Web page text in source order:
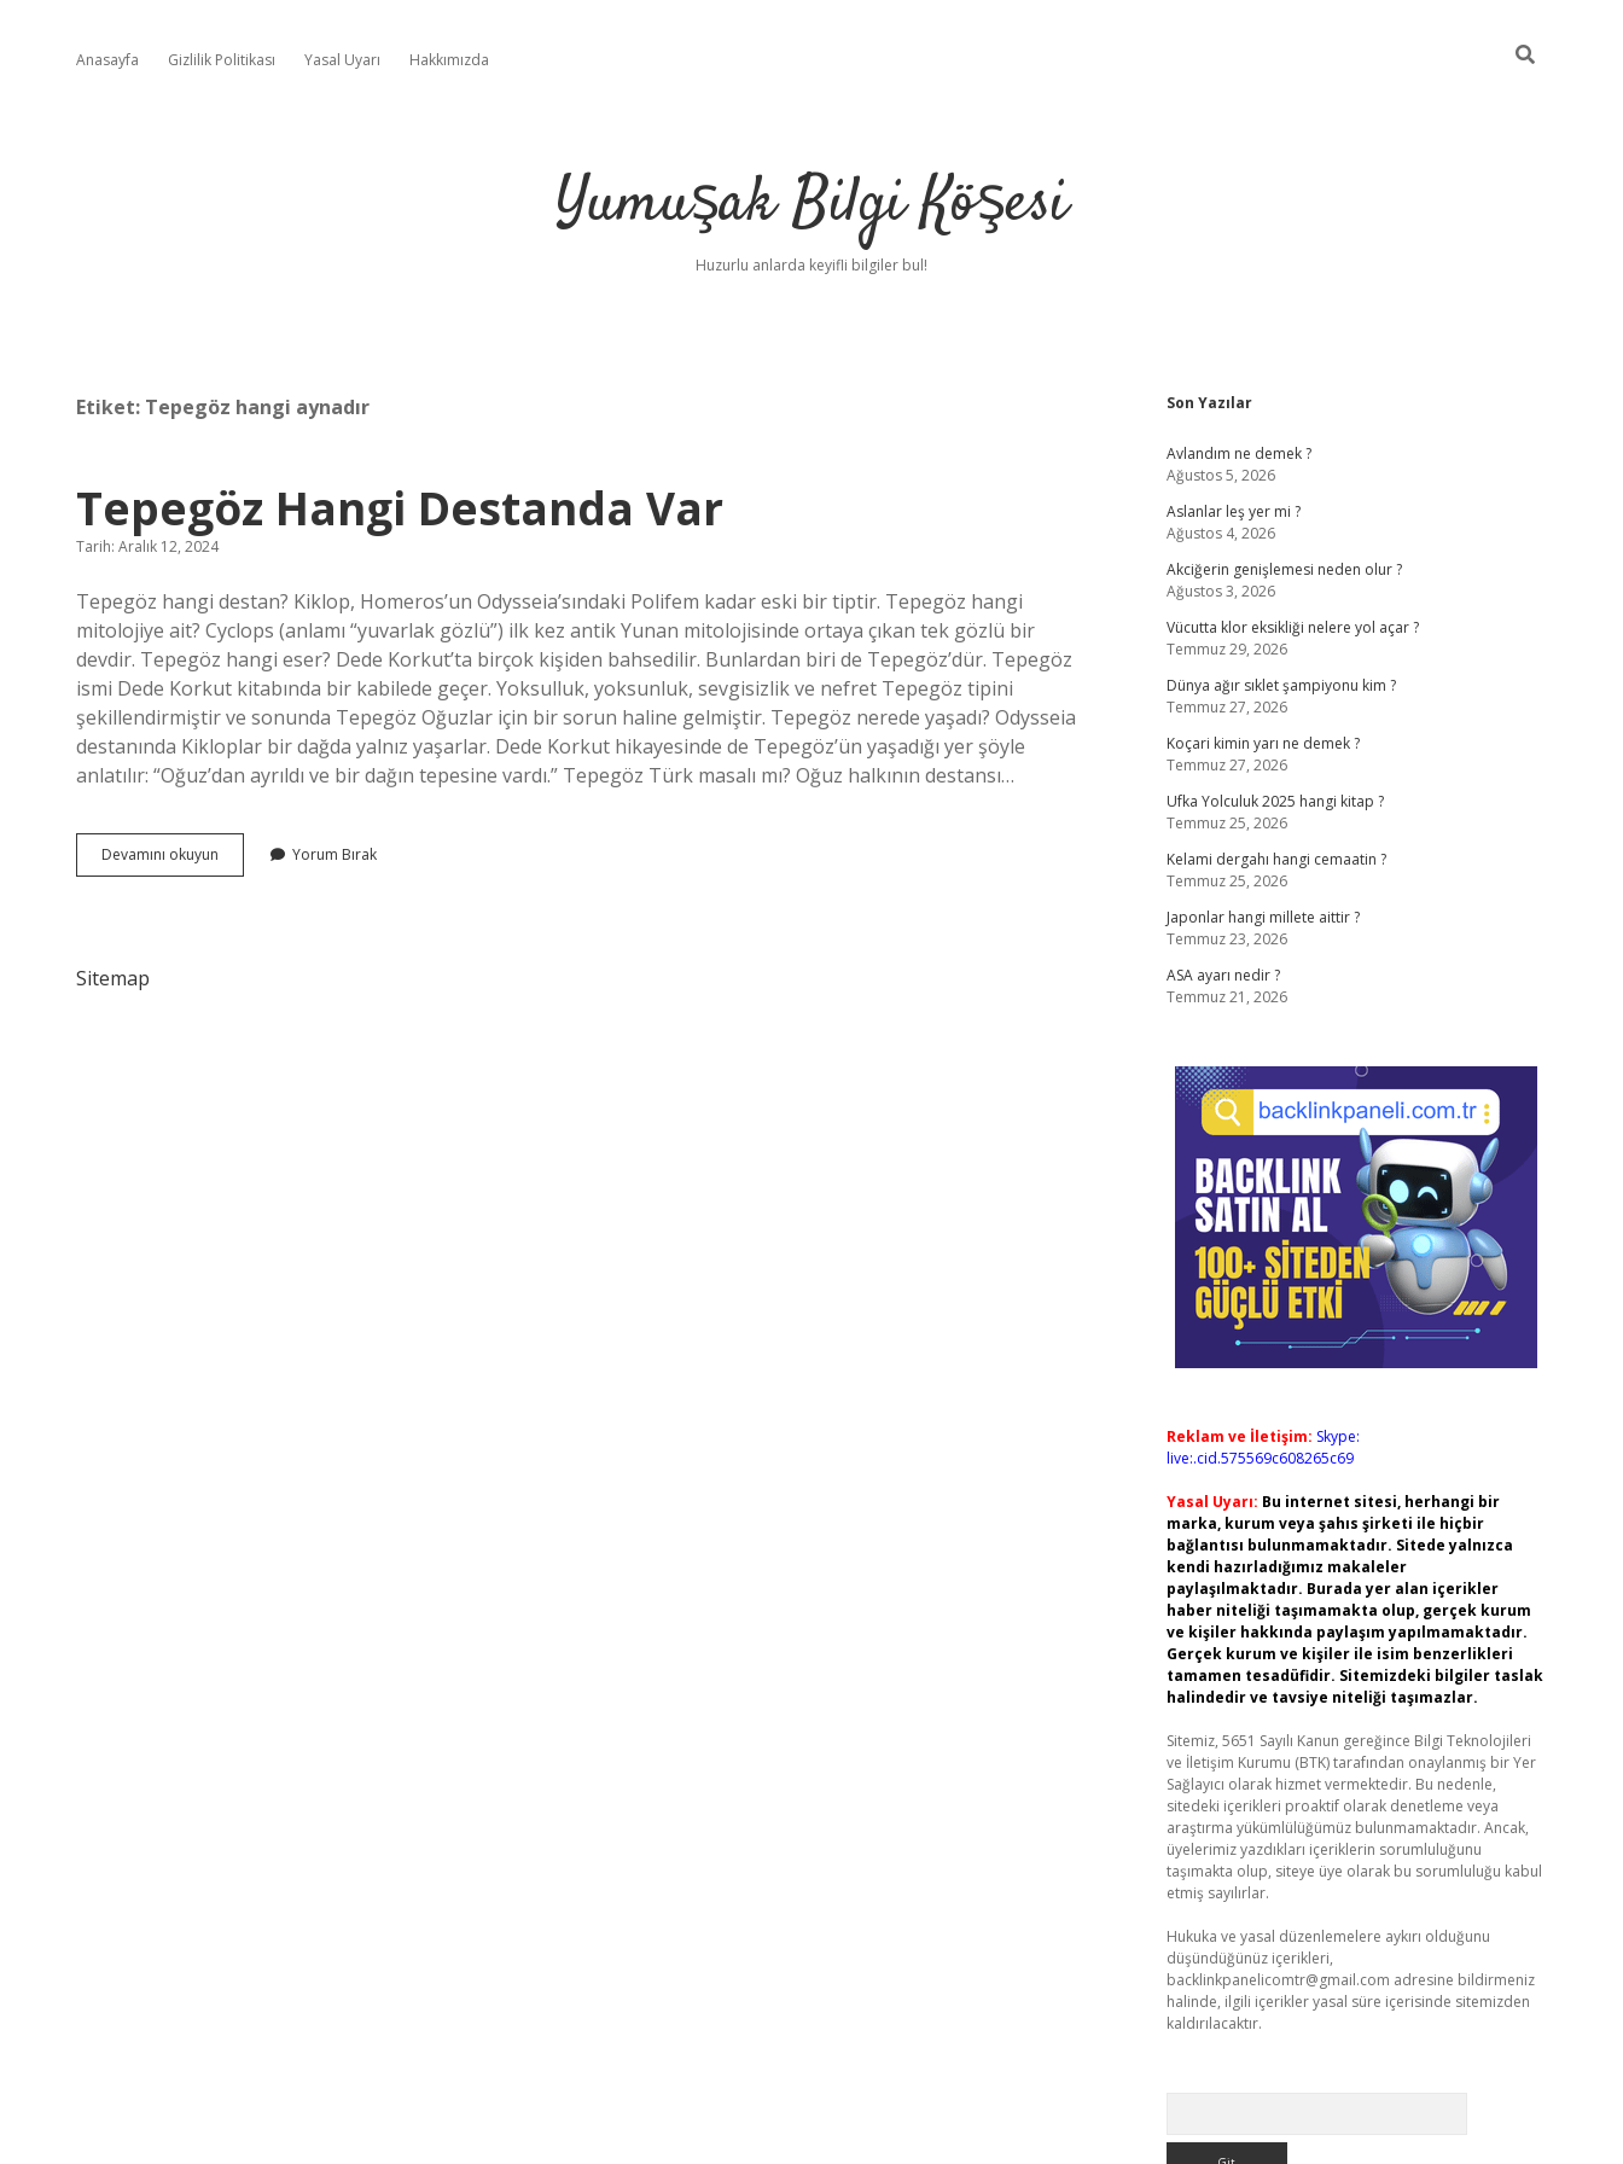
Anasayfa Gizlilik Politikası Yasal Uyarı Hakkımızda
Yumuşak Bilgi Köşesi
Huzurlu anlarda keyifli bilgiler bul!
Etiket: Tepegöz hangi aynadır
Tepegöz Hangi Destanda Var
Tarih: Aralık 12, 2024
Tepegöz hangi destan? Kiklop, Homeros’un Odysseia’sındaki Polifem kadar eski bir tiptir. Tepegöz hangi
mitolojiye ait? Cyclops (anlamı “yuvarlak gözlü”) ilk kez antik Yunan mitolojisinde ortaya çıkan tek gözlü bir
devdir. Tepegöz hangi eser? Dede Korkut’ta birçok kişiden bahsedilir. Bunlardan biri de Tepegöz’dür. Tepegöz
ismi Dede Korkut kitabında bir kabilede geçer. Yoksulluk, yoksunluk, sevgisizlik ve nefret Tepegöz tipini
şekillendirmiştir ve sonunda Tepegöz Oğuzlar için bir sorun haline gelmiştir. Tepegöz nerede yaşadı? Odysseia
destanında Kikloplar bir dağda yalnız yaşarlar. Dede Korkut hikayesinde de Tepegöz’ün yaşadığı yer şöyle
anlatılır: “Oğuz’dan ayrıldı ve bir dağın tepesine vardı.” Tepegöz Türk masalı mı? Oğuz halkının destansı…
Devamını okuyun Tepegöz
Hangi
Yorum Bırak
Sitemap
Sidebar
Son Yazılar
Avlandım ne demek ?
Ağustos 5, 2026
Aslanlar leş yer mi ?
Ağustos 4, 2026
Akciğerin genişlemesi neden olur ?
Ağustos 3, 2026
Vücutta klor eksikliği nelere yol açar ?
Temmuz 29, 2026
Dünya ağır sıklet şampiyonu kim ?
Temmuz 27, 2026
Koçari kimin yarı ne demek ?
Temmuz 27, 2026
Ufka Yolculuk 2025 hangi kitap ?
Temmuz 25, 2026
Kelami dergahı hangi cemaatin ?
Temmuz 25, 2026
Japonlar hangi millete aittir ?
Temmuz 23, 2026
ASA ayarı nedir ?
Temmuz 21, 2026
Reklam ve İletişim: Skype:
live:.cid.575569c608265c69
Yasal Uyarı: Bu internet sitesi, herhangi bir
marka, kurum veya şahıs şirketi ile hiçbir
bağlantısı bulunmamaktadır. Sitede yalnızca
kendi hazırladığımız makaleler
paylaşılmaktadır. Burada yer alan içerikler
haber niteliği taşımamakta olup, gerçek kurum
ve kişiler hakkında paylaşım yapılmamaktadır.
Gerçek kurum ve kişiler ile isim benzerlikleri
tamamen tesadüfidir. Sitemizdeki bilgiler taslak
halindedir ve tavsiye niteliği taşımazlar.
Sitemiz, 5651 Sayılı Kanun gereğince Bilgi Teknolojileri
ve İletişim Kurumu (BTK) tarafından onaylanmış bir Yer
Sağlayıcı olarak hizmet vermektedir. Bu nedenle,
sitedeki içerikleri proaktif olarak denetleme veya
araştırma yükümlülüğümüz bulunmamaktadır. Ancak,
üyelerimiz yazdıkları içeriklerin sorumluluğunu
taşımakta olup, siteye üye olarak bu sorumluluğu kabul
etmiş sayılırlar.
Hukuka ve yasal düzenlemelere aykırı olduğunu
düşündüğünüz içerikleri,
backlinkpanelicomtr@gmail.com adresine bildirmeniz
halinde, ilgili içerikler yasal süre içerisinde sitemizden
kaldırılacaktır.